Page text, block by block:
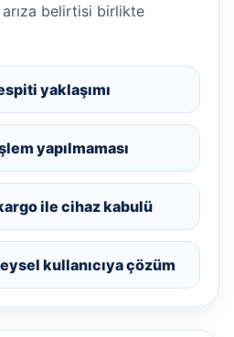
belirtisi birlikte
yaklaşımı
yapılmaması
ile cihaz kabulü
kullanıcıya çözüm